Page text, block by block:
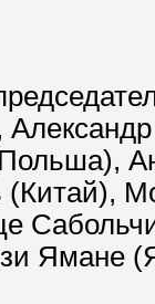
Ямане